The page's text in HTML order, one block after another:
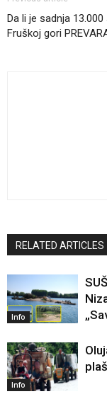
Da li je sadnja
Fruškoj gori
RELATED ARTICLES
Info
Info